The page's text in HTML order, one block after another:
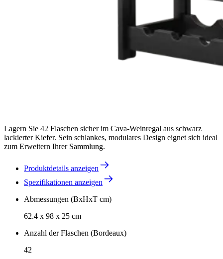
Lagern Sie 42 Flaschen sicher im Cava-Weinregal aus schwarz
lackierter Kiefer. Sein schlankes, modulares Design eignet sich ideal
zum Erweitern Ihrer Sammlung.
Produktdetails anzeigen
Spezifikationen anzeigen
Abmessungen (BxHxT cm)
62.4 x 98 x 25 cm
Anzahl der Flaschen (Bordeaux)
42